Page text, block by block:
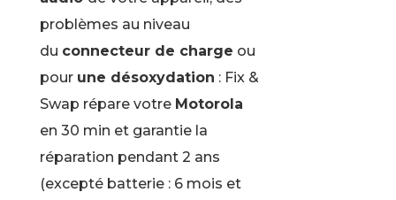
problèmes au niveau
du connecteur de charge ou
pour une désoxydation : Fix &
Swap répare votre Motorola
en 30 min et garantie la
réparation pendant 2 ans
(excepté batterie : 6 mois et